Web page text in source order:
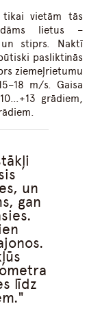
tikai vietām tās
lietus –
stiprs. Naktī
pasliktinās
ziemeļrietumu
m/s. Gaisa
grādiem,
un
gan
līdz